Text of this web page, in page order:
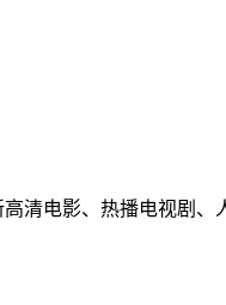
清电影、热播电视